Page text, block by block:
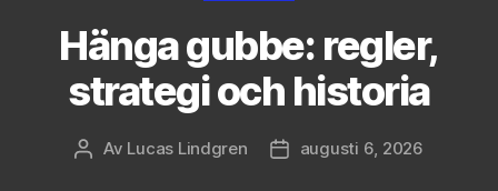
Hänga gubbe: regler,
strategi och historia
Inläggsförfattare
Av Lucas Lindgren Inläggsdatum
augusti 6, 2026